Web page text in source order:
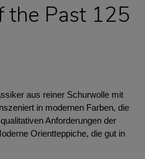
the Past 125
aus reiner Schurwolle mit
in modernen Farben, die
Anforderungen der
Orientteppiche, die gut in